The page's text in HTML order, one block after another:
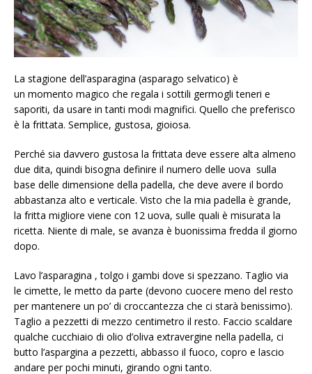
La stagione dell’asparagina (asparago selvatico) è
un momento magico che regala i sottili germogli teneri e
saporiti, da usare in tanti modi magnifici. Quello che preferisco
è la frittata. Semplice, gustosa, gioiosa.
Perché sia davvero gustosa la frittata deve essere alta almeno
due dita, quindi bisogna definire il numero delle uova sulla
base delle dimensione della padella, che deve avere il bordo
abbastanza alto e verticale. Visto che la mia padella è grande,
la fritta migliore viene con 12 uova, sulle quali è misurata la
ricetta. Niente di male, se avanza è buonissima fredda il giorno
dopo.
Lavo l’asparagina , tolgo i gambi dove si spezzano. Taglio via
le cimette, le metto da parte (devono cuocere meno del resto
per mantenere un po’ di croccantezza che ci starà benissimo).
Taglio a pezzetti di mezzo centimetro il resto. Faccio scaldare
qualche cucchiaio di olio d’oliva extravergine nella padella, ci
butto l’aspargina a pezzetti, abbasso il fuoco, copro e lascio
andare per pochi minuti, girando ogni tanto.